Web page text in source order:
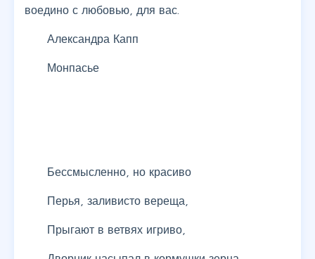
воедино с любовью, для вас.
Александра Капп
Монпасье
Бессмысленно, но красиво
Перья, заливисто вереща,
Прыгают в ветвях игриво,